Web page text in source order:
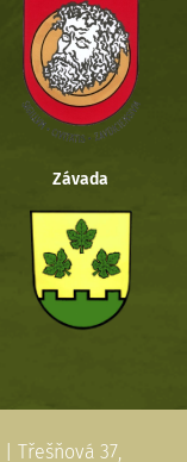
Závada
| Třešňová 37,